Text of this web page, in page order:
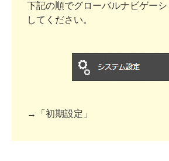
下記の順でグローバルナビゲー
してください。
→「初期設定」